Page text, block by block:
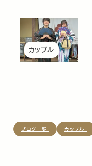
カップル
ブログ一覧 カップル